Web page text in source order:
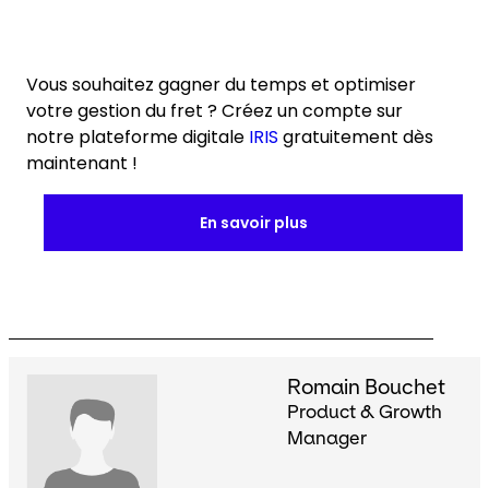
Vous souhaitez gagner du temps et optimiser
votre gestion du fret ? Créez un compte sur
notre plateforme digitale IRIS gratuitement dès
maintenant !
En savoir plus
Romain Bouchet
Product & Growth
Manager